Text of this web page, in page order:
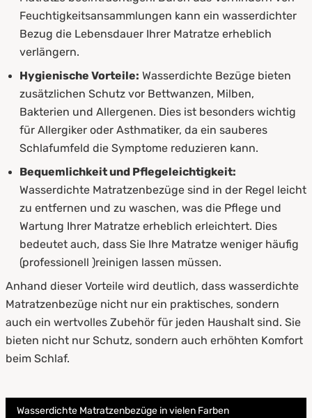
Feuchtigkeitsansammlungen kann ein wasserdichter
Bezug die Lebensdauer Ihrer Matratze erheblich
verlängern.
Hygienische Vorteile: Wasserdichte Bezüge bieten
zusätzlichen Schutz vor Bettwanzen, Milben,
Bakterien und Allergenen. Dies ist besonders wichtig
für Allergiker oder Asthmatiker, da ein sauberes
Schlafumfeld die Symptome reduzieren kann.
Bequemlichkeit und Pflegeleichtigkeit:
Wasserdichte Matratzenbezüge sind in der Regel leicht
zu entfernen und zu waschen, was die Pflege und
Wartung Ihrer Matratze erheblich erleichtert. Dies
bedeutet auch, dass Sie Ihre Matratze weniger häufig
(professionell )reinigen lassen müssen.
Anhand dieser Vorteile wird deutlich, dass wasserdichte
Matratzenbezüge nicht nur ein praktisches, sondern
auch ein wertvolles Zubehör für jeden Haushalt sind. Sie
bieten nicht nur Schutz, sondern auch erhöhten Komfort
beim Schlaf.
Wasserdichte Matratzenbezüge in vielen Farben